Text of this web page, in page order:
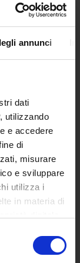
annunci
dati
utilizzando
e accedere
di
misurare
e sviluppare
utilizza i
in materia di
qualsiasi
facendo clic
Quallità
Online